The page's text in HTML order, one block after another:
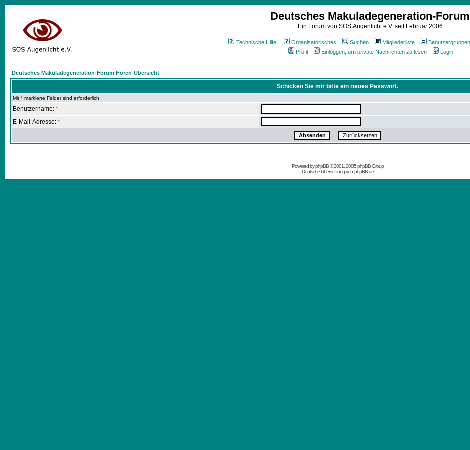
Deutsches Makuladegeneration-Forum
Ein Forum von SOS Augenlicht e.V. seit Februar 2006
Technische Hilfe Organisatorisches Suchen Mitgliederliste Benutzergruppen
Profil
Einloggen, um private Nachrichten zu lesen Login
Deutsches Makuladegeneration-Forum Foren-Übersicht
Schicken Sie mir bitte ein neues Passwort.
Mit * markierte Felder sind erforderlich
Benutzername: *
E-Mail-Adresse: *
Powered byphpBB© 2001, 2005 phpBB Group
Deutsche Übersetzung vonphpBB.de